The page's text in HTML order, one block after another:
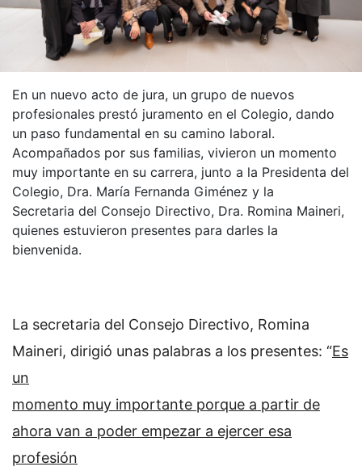
En un nuevo acto de jura, un grupo de nuevos
profesionales prestó juramento en el Colegio, dando
un paso fundamental en su camino laboral.
Acompañados por sus familias, vivieron un momento
muy importante en su carrera, junto a la Presidenta del
Colegio, Dra. María Fernanda Giménez y la
Secretaria del Consejo Directivo, Dra. Romina Maineri,
quienes estuvieron presentes para darles la
bienvenida.
La secretaria del Consejo Directivo, Romina
Maineri, dirigió unas palabras a los presentes: “Es
un
momento muy importante porque a partir de
ahora van a poder empezar a ejercer esa
profesión